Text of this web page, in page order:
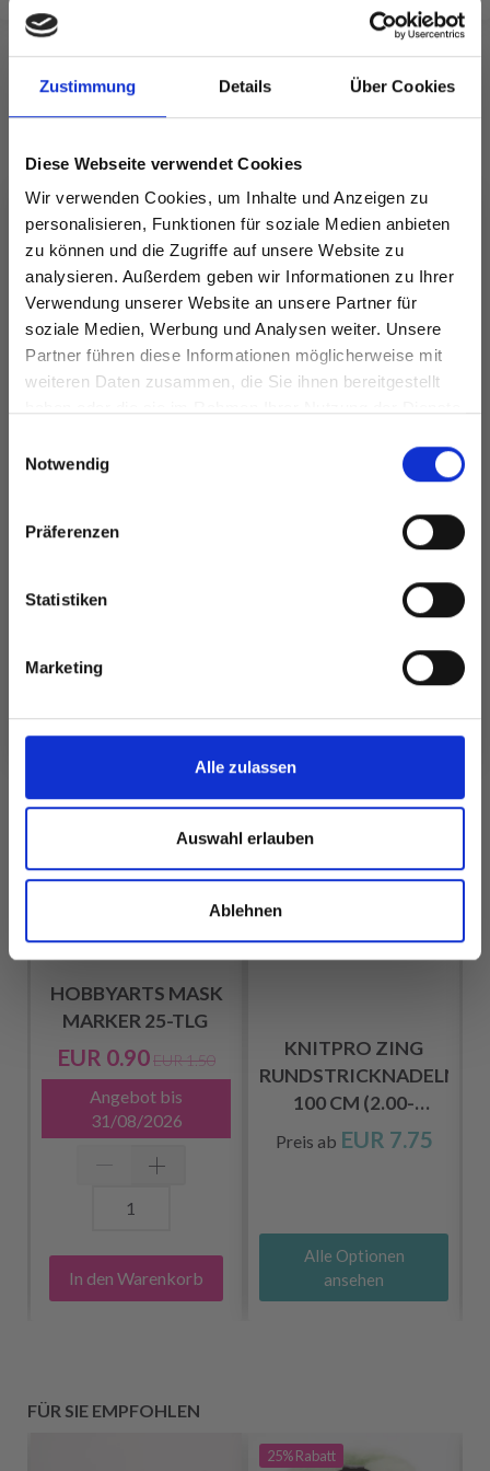
Zustimmung Details Über Cookies
Diese Webseite verwendet Cookies
Wir verwenden Cookies, um Inhalte und Anzeigen zu
personalisieren, Funktionen für soziale Medien anbieten
zu können und die Zugriffe auf unsere Website zu
analysieren. Außerdem geben wir Informationen zu Ihrer
Verwendung unserer Website an unsere Partner für
soziale Medien, Werbung und Analysen weiter. Unsere
Partner führen diese Informationen möglicherweise mit
weiteren Daten zusammen, die Sie ihnen bereitgestellt
Notwendig
Präferenzen
Statistiken
Marketing
Alle zulassen
Auswahl erlauben
Ablehnen
LINDEHOBBY
EUR 6.40
LINDEHOBBY
ANDERE HABEN SICH AUCH ANGESEHEN
HOBBYARTS MASK
MARKER 25-TLG
EUR 0.90EUR 1.50
Angebot bis
31/08/2026
In den Warenkorb
KNITPRO ZING
RUNDSTRICKNADELN
100 CM (2.00-
12.00MM)
Preis ab EUR 7.75
Alle Optionen
ansehen
FÜR SIE EMPFOHLEN
25%Rabatt
Spare bis zu 50%
und erhalte exklusiven Zugang zu